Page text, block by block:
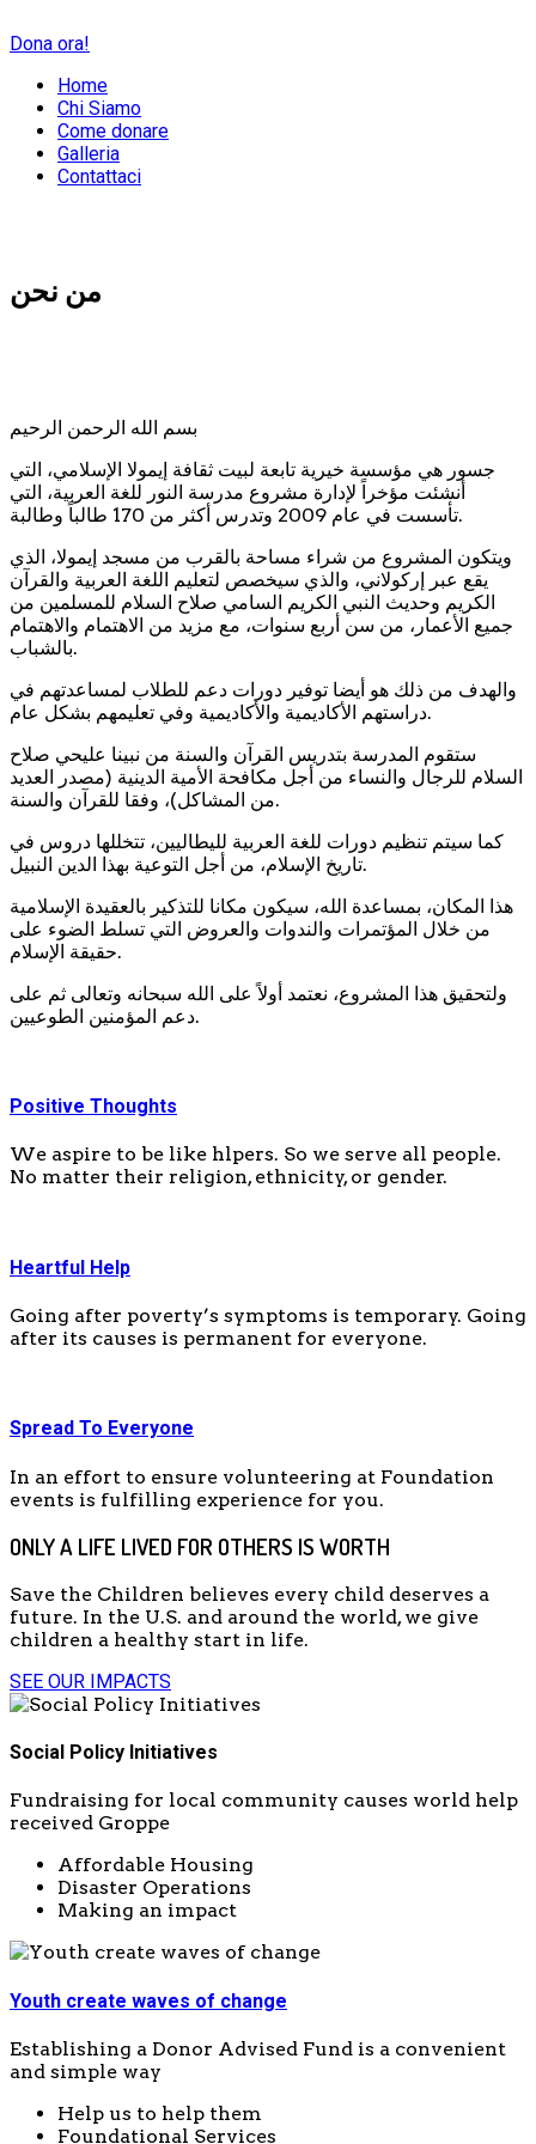
Dona ora!
Home
Chi Siamo
Come donare
Galleria
Contattaci
من نحن
بسم الله الرحمن الرحيم
جسور هي مؤسسة خيرية تابعة لبيت ثقافة إيمولا الإسلامي، التي
أنشئت مؤخراً لإدارة مشروع مدرسة النور للغة العربية، التي
تأسست في عام 2009 وتدرس أكثر من 170 طالباً وطالبة.
ويتكون المشروع من شراء مساحة بالقرب من مسجد إيمولا، الذي
يقع عبر إركولاني، والذي سيخصص لتعليم اللغة العربية والقرآن
الكريم وحديث النبي الكريم السامي صلاح السلام للمسلمين من
جميع الأعمار، من سن أربع سنوات، مع مزيد من الاهتمام والاهتمام
بالشباب.
والهدف من ذلك هو أيضا توفير دورات دعم للطلاب لمساعدتهم في
دراستهم الأكاديمية والأكاديمية وفي تعليمهم بشكل عام.
ستقوم المدرسة بتدريس القرآن والسنة من نبينا عليحي صلاح
السلام للرجال والنساء من أجل مكافحة الأمية الدينية (مصدر العديد
من المشاكل)، وفقا للقرآن والسنة.
كما سيتم تنظيم دورات للغة العربية لليطاليين، تتخللها دروس في
تاريخ الإسلام، من أجل التوعية بهذا الدين النبيل.
هذا المكان، بمساعدة الله، سيكون مكانا للتذكير بالعقيدة الإسلامية
من خلال المؤتمرات والندوات والعروض التي تسلط الضوء على
حقيقة الإسلام.
ولتحقيق هذا المشروع، نعتمد أولاً على الله سبحانه وتعالى ثم على
دعم المؤمنين الطوعيين.
Positive Thoughts
We aspire to be like hlpers. So we serve all people.
No matter their religion, ethnicity, or gender.
Heartful Help
Going after poverty’s symptoms is temporary. Going
after its causes is permanent for everyone.
Spread To Everyone
In an effort to ensure volunteering at Foundation
events is fulfilling experience for you.
ONLY A LIFE LIVED FOR OTHERS IS WORTH
Save the Children believes every child deserves a
future. In the U.S. and around the world, we give
children a healthy start in life.
SEE OUR IMPACTS
Social Policy Initiatives
Fundraising for local community causes world help
received Groppe
Affordable Housing
Disaster Operations
Making an impact
Youth create waves of change
Establishing a Donor Advised Fund is a convenient
and simple way
Help us to help them
Foundational Services